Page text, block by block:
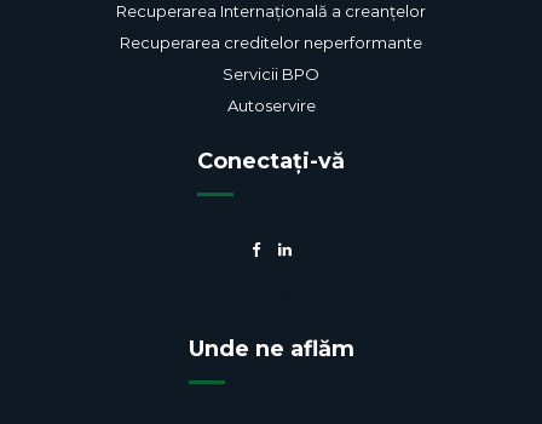
Recuperarea Internațională a creanțelor
Recuperarea creditelor neperformante
Servicii BPO
Autoservire
Conectați-vă
Unde ne aflăm